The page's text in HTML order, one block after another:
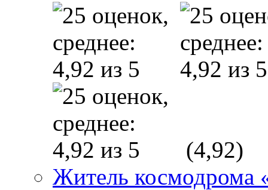
(4,92)
Житель космодрома